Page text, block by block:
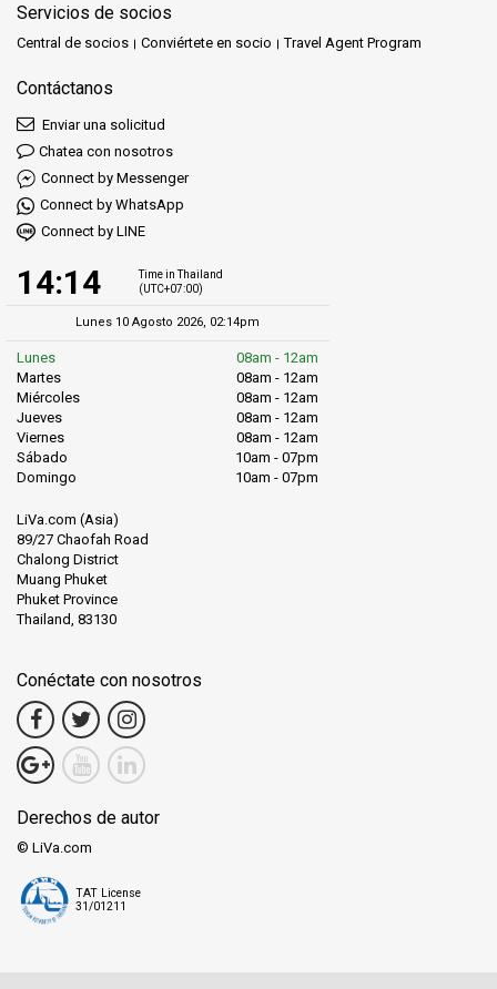
Servicios de socios
Central de socios Conviértete en socio Travel Agent Program
Contáctanos
Enviar una solicitud
Chatea con nosotros
Connect by Messenger
Connect by WhatsApp
Connect by LINE
14:14
Time in Thailand
(UTC+07:00)
Lunes 10 Agosto 2026, 02:14pm
Lunes
08am - 12am
Martes
08am - 12am
Miércoles
08am - 12am
Jueves
08am - 12am
Viernes
08am - 12am
Sábado
10am - 07pm
Domingo
10am - 07pm
LiVa.com (Asia)
89/27 Chaofah Road
Chalong District
Muang Phuket
Phuket Province
Thailand, 83130
Conéctate con nosotros
Derechos de autor
© LiVa.com
TAT License
31/01211